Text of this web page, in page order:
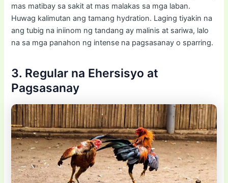
mas matibay sa sakit at mas malakas sa mga laban.
Huwag kalimutan ang tamang hydration. Laging tiyakin na
ang tubig na iniinom ng tandang ay malinis at sariwa, lalo
na sa mga panahon ng intense na pagsasanay o sparring.
3. Regular na Ehersisyo at
Pagsasanay